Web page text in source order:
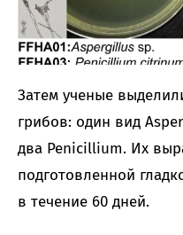
Затем ученые
грибов: один вид
два Penicillium. Их
подготовленной
в течение 60 дней.